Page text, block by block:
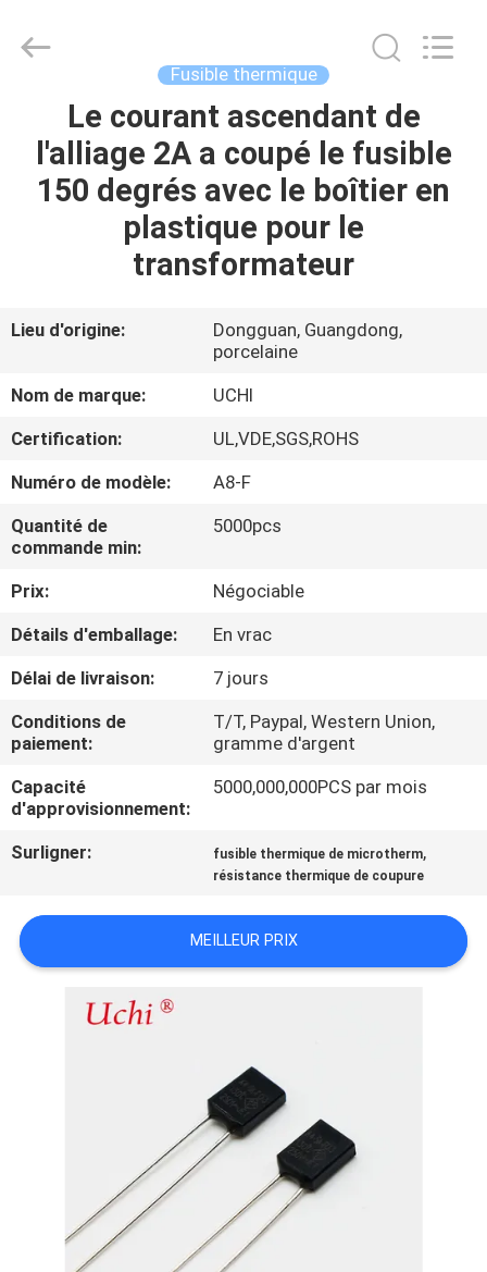
MAISON
PRODUITS
EXPOSITION
VR
AU
SUJET
DE
NOUS
VISITE
CONTRÔLE
DE
QUALITÉ
CONTACTEZ-
NOUS
NOUVELLES
DEMANDEZ
Co.,Ltd.
Fusible thermique
Le courant ascendant de
l'alliage 2A a coupé le fusible
150 degrés avec le boîtier en
plastique pour le
transformateur
Lieu d'origine:
Dongguan, Guangdong,
porcelaine
Nom de marque:
UCHI
Certification:
UL,VDE,SGS,ROHS
Numéro de modèle:
A8-F
Quantité de
commande min:
5000pcs
Prix:
Négociable
Détails d'emballage:
En vrac
Délai de livraison:
7 jours
Conditions de
paiement:
T/T, Paypal, Western Union,
gramme d'argent
Capacité
d'approvisionnement:
5000,000,000PCS par mois
Surligner: fusible thermique de microtherm,
résistance thermique de coupure
MEILLEUR PRIX